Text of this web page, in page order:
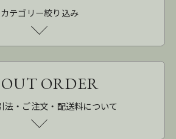
カテゴリー絞り込み
ORDER
法・ご注文・配送料について